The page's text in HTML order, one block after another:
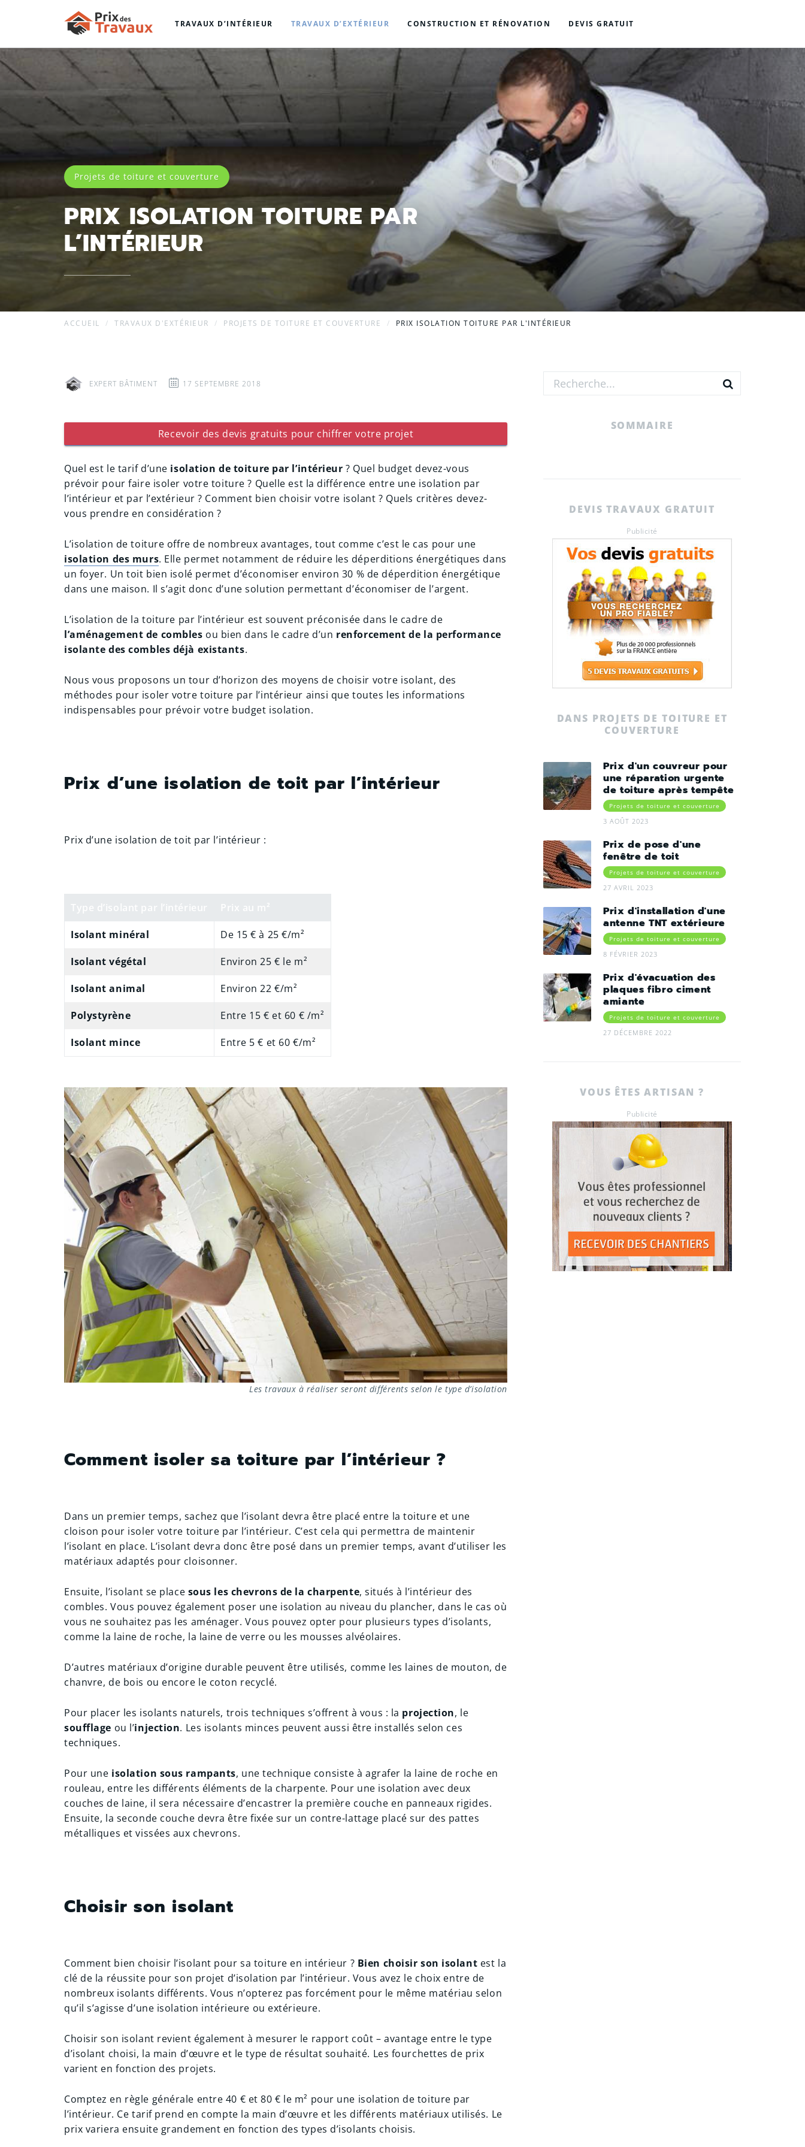
TRAVAUX D’INTÉRIEUR TRAVAUX D’EXTÉRIEUR CONSTRUCTION ET RÉNOVATION DEVIS GRATUIT
Projets de toiture et couverture
PRIX ISOLATION TOITURE PAR
L’INTÉRIEUR
ACCUEIL TRAVAUX D'EXTÉRIEUR PROJETS DE TOITURE ET COUVERTURE PRIX ISOLATION TOITURE PAR L'INTÉRIEUR
EXPERT BÂTIMENT 17 SEPTEMBRE 2018
Recevoir des devis gratuits pour chiffrer votre projet
Quel est le tarif d’une isolation de toiture par l’intérieur ? Quel budget devez-vous
prévoir pour faire isoler votre toiture ? Quelle est la différence entre une isolation par
l’intérieur et par l’extérieur ? Comment bien choisir votre isolant ? Quels critères devez-
vous prendre en considération ?
L’isolation de toiture offre de nombreux avantages, tout comme c’est le cas pour une
isolation des murs. Elle permet notamment de réduire les déperditions énergétiques dans
un foyer. Un toit bien isolé permet d’économiser environ 30 % de déperdition énergétique
dans une maison. Il s’agit donc d’une solution permettant d’économiser de l’argent.
L’isolation de la toiture par l’intérieur est souvent préconisée dans le cadre de
l’aménagement de combles ou bien dans le cadre d’un renforcement de la performance
isolante des combles déjà existants.
Nous vous proposons un tour d’horizon des moyens de choisir votre isolant, des
méthodes pour isoler votre toiture par l’intérieur ainsi que toutes les informations
indispensables pour prévoir votre budget isolation.
Prix d’une isolation de toit par l’intérieur
Prix d’une isolation de toit par l’intérieur :
Isolant minéral De 15 € à 25 €/m²
Isolant végétal Environ 25 € le m²
Isolant animal Environ 22 €/m²
Polystyrène Entre 15 € et 60 € /m²
Isolant mince Entre 5 € et 60 €/m²
Les travaux à réaliser seront différents selon le type d’isolation
Comment isoler sa toiture par l’intérieur ?
Dans un premier temps, sachez que l’isolant devra être placé entre la toiture et une
cloison pour isoler votre toiture par l’intérieur. C’est cela qui permettra de maintenir
l’isolant en place. L’isolant devra donc être posé dans un premier temps, avant d’utiliser les
matériaux adaptés pour cloisonner.
Ensuite, l’isolant se place sous les chevrons de la charpente, situés à l’intérieur des
combles. Vous pouvez également poser une isolation au niveau du plancher, dans le cas où
vous ne souhaitez pas les aménager. Vous pouvez opter pour plusieurs types d’isolants,
comme la laine de roche, la laine de verre ou les mousses alvéolaires.
D’autres matériaux d’origine durable peuvent être utilisés, comme les laines de mouton, de
chanvre, de bois ou encore le coton recyclé.
Pour placer les isolants naturels, trois techniques s’offrent à vous : la projection, le
soufflage ou l’injection. Les isolants minces peuvent aussi être installés selon ces
techniques.
Pour une isolation sous rampants, une technique consiste à agrafer la laine de roche en
rouleau, entre les différents éléments de la charpente. Pour une isolation avec deux
couches de laine, il sera nécessaire d’encastrer la première couche en panneaux rigides.
Ensuite, la seconde couche devra être fixée sur un contre-lattage placé sur des pattes
métalliques et vissées aux chevrons.
Choisir son isolant
Comment bien choisir l’isolant pour sa toiture en intérieur ? Bien choisir son isolant est la
clé de la réussite pour son projet d’isolation par l’intérieur. Vous avez le choix entre de
nombreux isolants différents. Vous n’opterez pas forcément pour le même matériau selon
qu’il s’agisse d’une isolation intérieure ou extérieure.
Choisir son isolant revient également à mesurer le rapport coût – avantage entre le type
d’isolant choisi, la main d’œuvre et le type de résultat souhaité. Les fourchettes de prix
varient en fonction des projets.
Comptez en règle générale entre 40 € et 80 € le m² pour une isolation de toiture par
l’intérieur. Ce tarif prend en compte la main d’œuvre et les différents matériaux utilisés. Le
prix variera ensuite grandement en fonction des types d’isolants choisis.
SOMMAIRE
DEVIS TRAVAUX GRATUIT
Publicité
DANS PROJETS DE TOITURE ET
COUVERTURE
Prix d'un couvreur pour
une réparation urgente
de toiture après tempête
Projets de toiture et couverture
3 AOÛT 2023
Prix de pose d'une
fenêtre de toit
Projets de toiture et couverture
27 AVRIL 2023
Prix d'installation d'une
antenne TNT extérieure
Projets de toiture et couverture
8 FÉVRIER 2023
Prix d'évacuation des
plaques fibro ciment
amiante
Projets de toiture et couverture
27 DÉCEMBRE 2022
VOUS ÊTES ARTISAN ?
Publicité